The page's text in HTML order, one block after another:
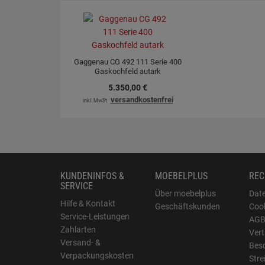
Gaggenau CG 492 111 Serie 400
Gaskochfeld autark
5.350,00€
inkl. MwSt. versandkostenfrei
KUNDENINFOS &
SERVICE
Hilfe & Kontakt
Service-Leistungen
Zahlarten
Versand- &
Verpackungskosten
MOEBELPLUS
Über moebelplus
Geschäftskunden